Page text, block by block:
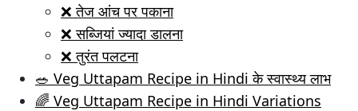
❌ तेज आंच पर पकाना
❌ सब्जियां ज्यादा डालना
❌ तुरंत पलटना
🥗 Veg Uttapam Recipe in Hindi के स्वास्थ्य लाभ
🌈 Veg Uttapam Recipe in Hindi Variations